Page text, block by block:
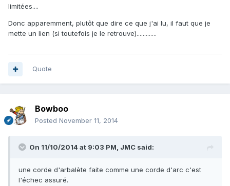
limitées....
Donc apparemment, plutôt que dire ce que j'ai lu, il faut que je
mette un lien (si toutefois je le retrouve).............
Quote
Bowboo
Posted November 11, 2014
On 11/10/2014 at 9:03 PM, JMC said:
une corde d'arbalète faite comme une corde d'arc c'est
l'échec assuré.